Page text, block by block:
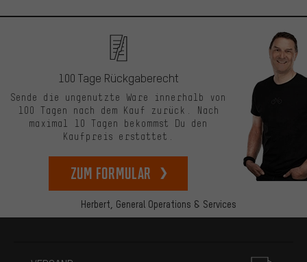
Herbert, General Operations & Services
100 Tage Rückgaberecht
Sende die ungenutzte Ware innerhalb von
100 Tagen nach dem Kauf zurück. Nach
maximal 10 Tagen bekommst Du den
Kaufpreis erstattet.
zum Formular